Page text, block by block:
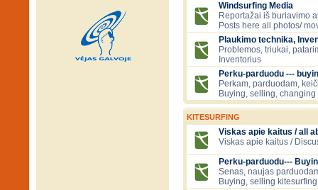
Windsurfing Media
Reportažai iš buriavimo
Posts here all photos/
Plaukimo technika,
Problemos, triukai,
Inventorius
Perku-parduodu ---
Perkam, parduodam,
Buying, selling,
KITESURFING
Viskas apie kaitus / all
Viskas apie kaitus /
Perku-parduodu---
Senas, naujas
Buying, selling